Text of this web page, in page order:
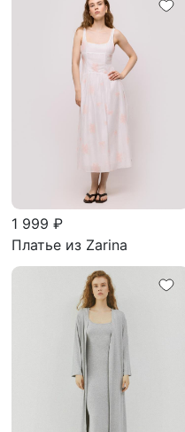
1 999 ₽
Платье из Zarina